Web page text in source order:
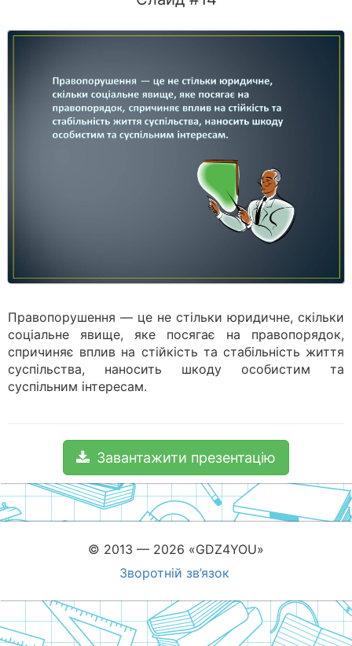
Правопорушення — це не стільки юридичне, скільки
соціальне явище, яке посягає на правопорядок,
спричиняє вплив на стійкість та стабільність життя
суспільства, наносить шкоду особистим та
суспільним інтересам.
Завантажити презентацію
© 2013 — 2026 «GDZ4YOU»
Зворотній зв’язок